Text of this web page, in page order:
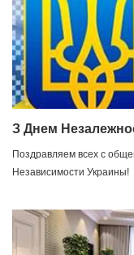
З Днем
Поздравляем всех с
Независимости Украины!